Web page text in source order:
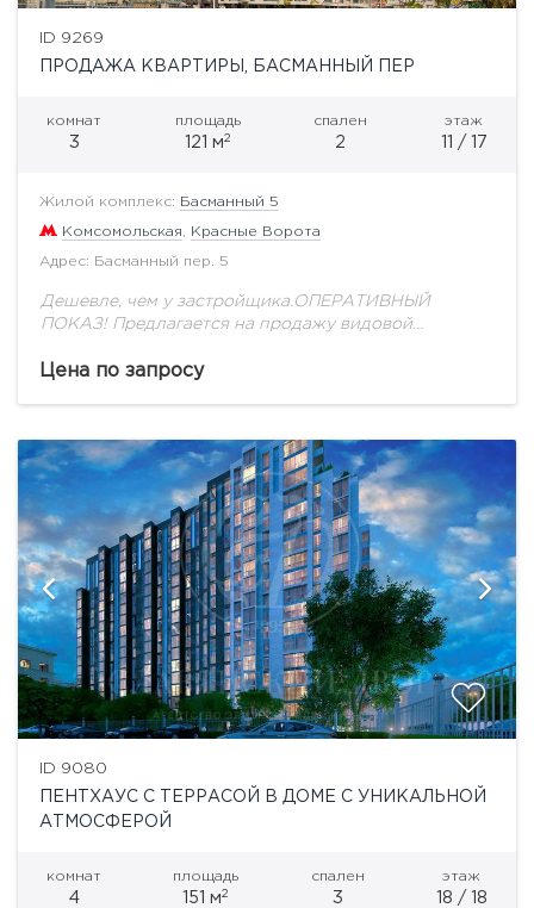
ID 9269
ПРОДАЖА КВАРТИРЫ, БАСМАННЫЙ ПЕР
комнат
3
площадь
121 м2
спален
2
этаж
11 / 17
Жилой комплекс: Басманный 5
Комсомольская Красные Ворота
Адрес: Басманный пер. 5
Дешевле, чем у застройщика.ОПЕРАТИВНЫЙ
ПОКАЗ! Предлагается на продажу видовой
ЖК "Басманный,5 общей площадью 121,3 м2.
Цена по запросу
ID 9080
ПЕНТХАУС С ТЕРРАСОЙ В ДОМЕ С УНИКАЛЬНОЙ
АТМОСФЕРОЙ
комнат
4
площадь
151 м2
спален
3
этаж
18 / 18